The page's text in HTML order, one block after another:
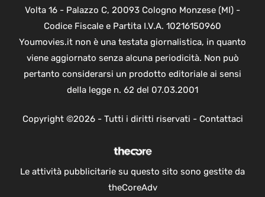
Volta 16 - Palazzo C, 20093 Cologno Monzese (MI) -
Codice Fiscale e Partita I.V.A. 10216150960
Youmovies.it non è una testata giornalistica, in quanto
viene aggiornato senza alcuna periodicità. Non può
pertanto considerarsi un prodotto editoriale ai sensi
della legge n. 62 del 07.03.2001
Copyright ©2026 - Tutti i diritti riservati - Contattaci
Le attività pubblicitarie su questo sito sono gestite da
theCoreAdv